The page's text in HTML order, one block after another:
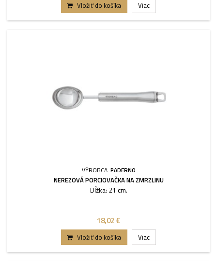
Vložiť do košíka Viac
VÝROBCA: PADERNO
NEREZOVÁ PORCIOVAČKA NA ZMRZLINU
Dĺžka: 21 cm.
18,02 €
Vložiť do košíka Viac